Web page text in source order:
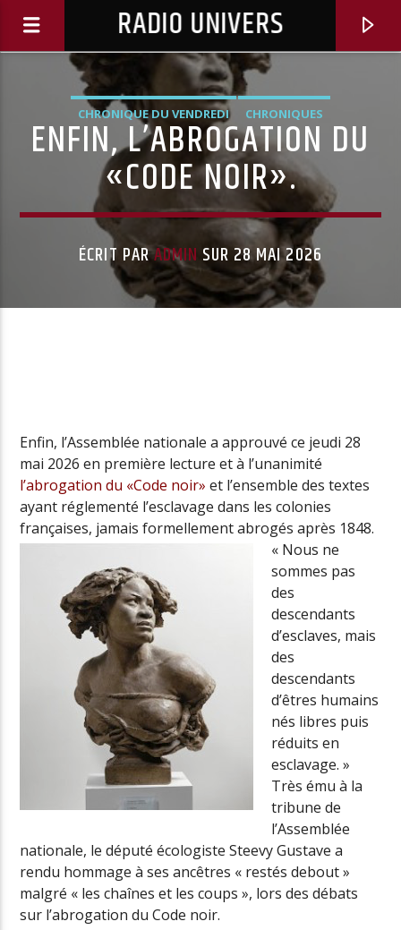
RADIO UNIVERS
Radio Univers
CHRONIQUE DU VENDREDI CHRONIQUES
ENFIN, L’ABROGATION DU
«CODE NOIR».
ÉCRIT PARADMIN SUR 28 MAI 2026
Enfin, l’Assemblée nationale a approuvé ce jeudi 28
mai 2026 en première lecture et à l’unanimité
l’abrogation du «Code noir»et l’ensemble des textes
ayant réglementé l’esclavage dans les colonies
françaises, jamais formellement abrogés après 1848.
« Nous ne
sommes pas
des
descendants
d’esclaves, mais
des
descendants
d’êtres humains
nés libres puis
réduits en
esclavage. »
Très ému à la
tribune de
l’Assemblée
nationale, le député écologiste Steevy Gustave a
rendu hommage à ses ancêtres « restés debout »
malgré « les chaînes et les coups », lors des débats
sur l’abrogation du Code noir.